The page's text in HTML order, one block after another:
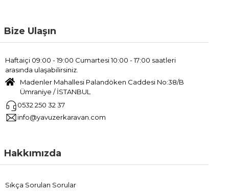
Bize Ulaşın
Haftaiçi 09:00 - 19:00 Cumartesi 10:00 - 17:00 saatleri
arasında ulaşabilirsiniz.
Madenler Mahallesi Palandöken Caddesi No:38/B
Ümraniye / İSTANBUL
0532 250 32 37
info@yavuzerkaravan.com
Hakkımızda
Sıkça Sorulan Sorular